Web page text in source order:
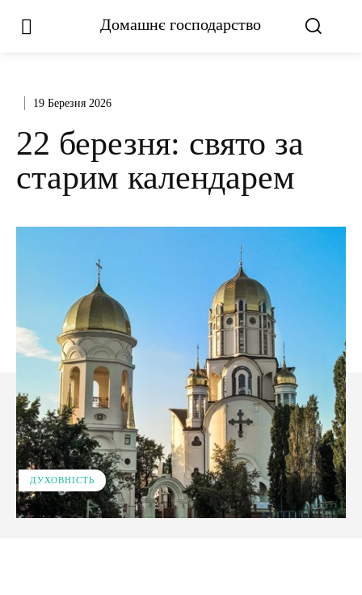
Домашнє господарство
19 Березня 2026
22 березня: свято за
старим календарем
ДУХОВНІСТЬ